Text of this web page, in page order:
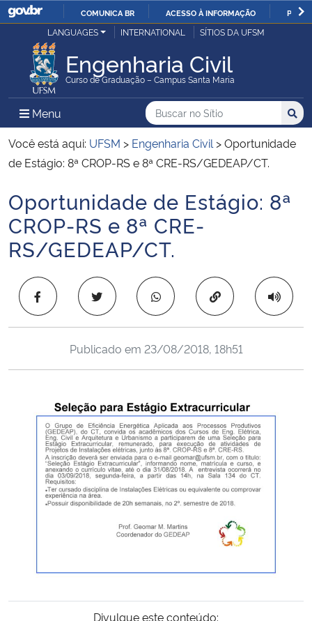
IR
O
COMUNICA BR ACESSO À INFORMAÇÃO
Ministério da Justiça e Segurança Pública
Ministério da Defesa
Ministério das Relações Exteriores
Ministério da Infraestrutura
Ministério da Agricultura, Pecuária e Abastecimento
Ministério da Educação
Ministério da Ciência, Tecnologia, Inovações e Comunicações
Ministério do Meio Ambiente
Ministério do Turismo
LANGUAGES INTERNATIONAL SÍTIOS DA UFSM
Engenharia Civil
Curso de Graduação – Campus Santa Maria
Menu Menu Principal do Sítio
Busca
Buscar no no Sítio
Busca:
Você está aqui: UFSM > Engenharia Civil >Oportunidade
de Estágio: 8ª CROP-RS e 8ª CRE-RS/GEDEAP/CT.
Início do conteúdo
Oportunidade de Estágio: 8ª
CROP-RS e 8ª CRE-
RS/GEDEAP/CT.
Copiar para área
Publicado em 23/08/2018, 18h51
Divulgue este conteúdo: